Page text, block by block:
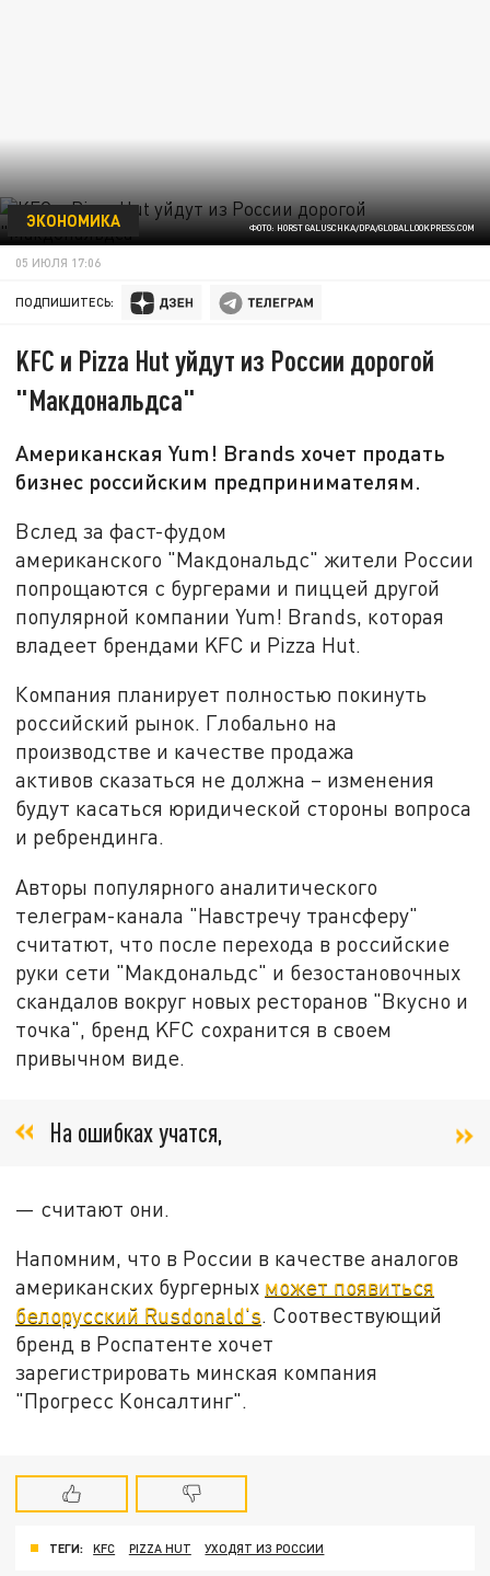
ФОТО: HORST GALUSCHKA/DPA/GLOBALLOOKPRESS.COM
ЭКОНОМИКА
05 ИЮЛЯ 17:06
ПОДПИШИТЕСЬ:
KFC и Pizza Hut уйдут из России дорогой
"Макдональдса"
Американская Yum! Brands хочет продать
бизнес российским предпринимателям.
Вслед за фаст-фудом
американского "Макдональдс" жители России
попрощаются с бургерами и пиццей другой
популярной компании Yum! Brands, которая
владеет брендами KFC и Pizza Hut.
Компания планирует полностью покинуть
российский рынок. Глобально на
производстве и качестве продажа
активов сказаться не должна – изменения
будут касаться юридической стороны вопроса
и ребрендинга.
Авторы популярного аналитического
телеграм-канала "Навстречу трансферу"
считатют, что после перехода в российские
руки сети "Макдональдс" и безостановочных
скандалов вокруг новых ресторанов "Вкусно и
точка", бренд KFC сохранится в своем
привычном виде.
На ошибках учатся,
— считают они.
Напомним, что в России в качестве аналогов
американских бургерных может появиться
белорусский Rusdonald's. Соотвествующий
бренд в Роспатенте хочет
зарегистрировать минская компания
"Прогресс Консалтинг".
ТЕГИ: KFC PIZZA HUT УХОДЯТ ИЗ РОССИИ